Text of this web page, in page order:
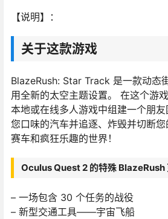
【说明】：
关于这款游戏
BlazeRush: Star Track 是一款动态
用全新的太空主题设置。 在这个游
本地或在线多人游戏中组建一个朋
您口味的汽车并追逐、炸毁并切断
赛车和疯狂乐趣的世界！
Oculus Quest 2 的特殊 BlazeRush
– 一场包含 30 个任务的战役
– 新型交通工具——宇宙飞船